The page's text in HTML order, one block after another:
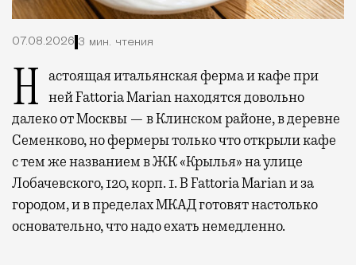
07.08.2026 3 мин. чтения
Настоящая итальянская ферма и кафе при ней Fattoria Marian находятся довольно
далеко от Москвы — в Клинском районе, в деревне
Семенково, но фермеры только что открыли кафе
с тем же названием в ЖК «Крылья» на улице
Лобачевского, 120, корп. 1. В Fattoria Marian и за
городом, и в пределах МКАД готовят настолько
основательно, что надо ехать немедленно.